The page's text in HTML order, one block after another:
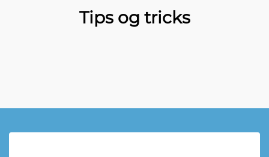
Tips og tricks